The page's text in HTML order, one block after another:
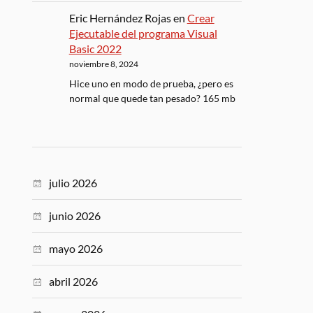
Eric Hernández Rojasen Crear
Ejecutable del programa Visual
Basic 2022
noviembre 8, 2024
Hice uno en modo de prueba, ¿pero es
normal que quede tan pesado? 165 mb
julio 2026
junio 2026
mayo 2026
abril 2026